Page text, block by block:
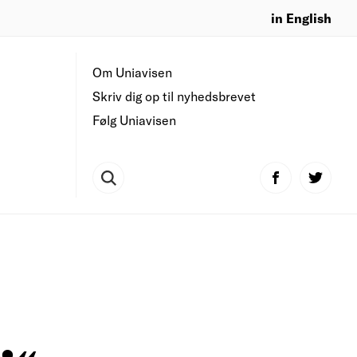
in English
Om Uniavisen
Skriv dig op til nyhedsbrevet
Følg Uniavisen